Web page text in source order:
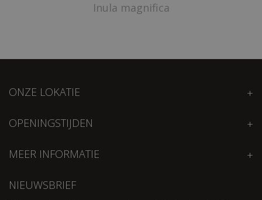
Inula magnifica
ONZE LOKATIE
OPENINGSTIJDEN
MEER INFORMATIE
NIEUWSBRIEF